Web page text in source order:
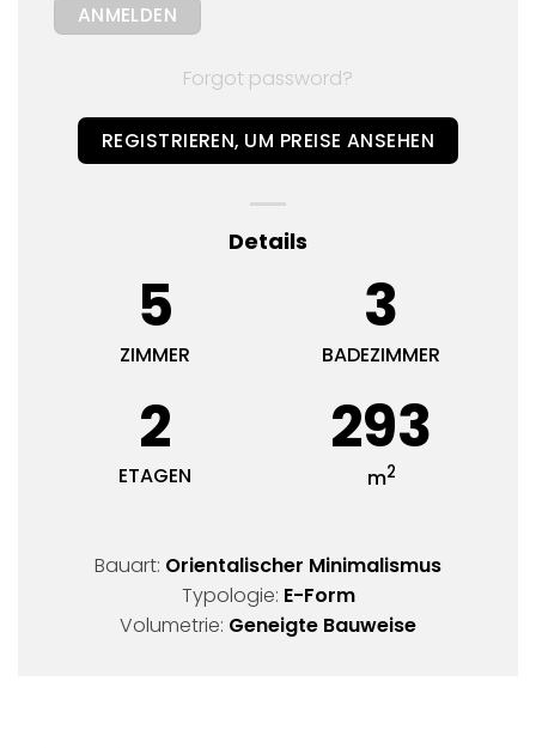
Forgot password?
REGISTRIEREN, UM PREISE ANSEHEN
Details
5
ZIMMER
3
BADEZIMMER
2
ETAGEN
293
m2
Bauart: Orientalischer Minimalismus
Typologie: E-Form
Volumetrie: Geneigte Bauweise